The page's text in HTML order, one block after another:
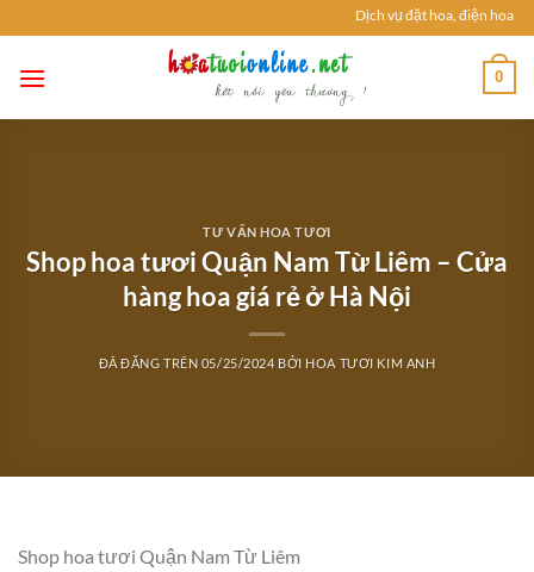
đến
nội
Dịch vụ đặt hoa, điện hoa
0
TƯ VẤN HOA TƯƠI
Shop hoa tươi Quận Nam Từ Liêm – Cửa
hàng hoa giá rẻ ở Hà Nội
ĐÃ ĐĂNG TRÊN 05/25/2024 BỞI HOA TƯƠI KIM ANH
Shop hoa tươi Quận Nam Từ Liêm